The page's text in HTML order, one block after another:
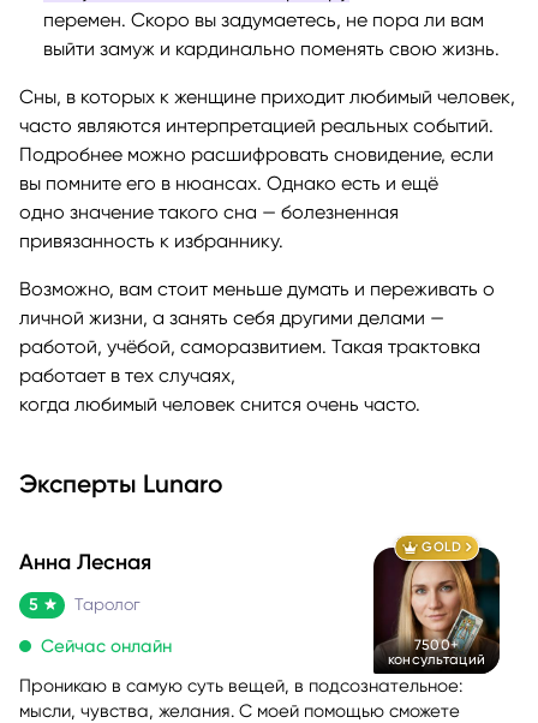
перемен. Скоро вы задумаетесь, не пора ли вам
выйти замуж и кардинально поменять свою жизнь.
Сны, в которых к женщине приходит любимый человек,
часто являются интерпретацией реальных событий.
Подробнее можно расшифровать сновидение, если
вы помните его в нюансах. Однако есть и ещё
одно значение такого сна — болезненная
привязанность к избраннику.
Возможно, вам стоит меньше думать и переживать о
личной жизни, а занять себя другими делами —
работой, учёбой, саморазвитием. Такая трактовка
работает в тех случаях,
когда любимый человек снится очень часто.
Эксперты Lunaro
GOLD
7500+
консультаций
Анна Лесная
5 Таролог
Сейчас онлайн
Проникаю в самую суть вещей, в подсознательное:
мысли, чувства, желания. С моей помощью сможете